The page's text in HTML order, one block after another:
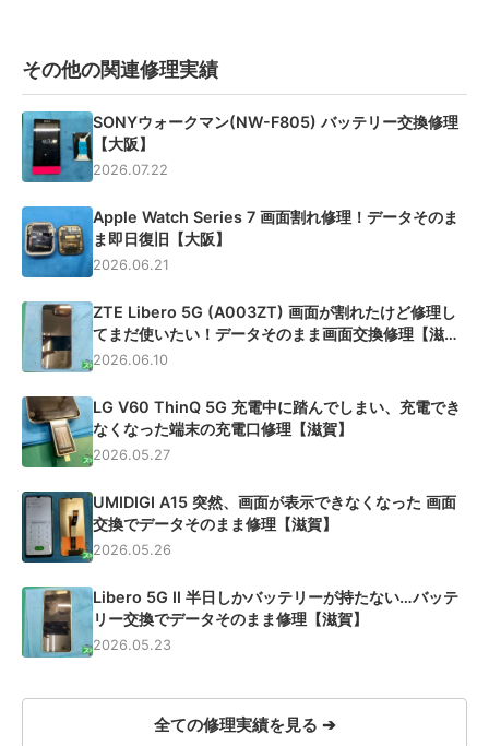
その他の関連修理実績
SONYウォークマン(NW-F805) バッテリー交換修理
【大阪】
2026.07.22
Apple Watch Series 7 画面割れ修理！データそのま
ま即日復旧【大阪】
2026.06.21
ZTE Libero 5G (A003ZT) 画面が割れたけど修理し
てまだ使いたい！データそのまま画面交換修理【滋
賀】
2026.06.10
LG V60 ThinQ 5G 充電中に踏んでしまい、充電でき
なくなった端末の充電口修理【滋賀】
2026.05.27
UMIDIGI A15 突然、画面が表示できなくなった 画面
交換でデータそのまま修理【滋賀】
2026.05.26
Libero 5G Ⅱ 半日しかバッテリーが持たない…バッテ
リー交換でデータそのまま修理【滋賀】
2026.05.23
全ての修理実績を見る ➔